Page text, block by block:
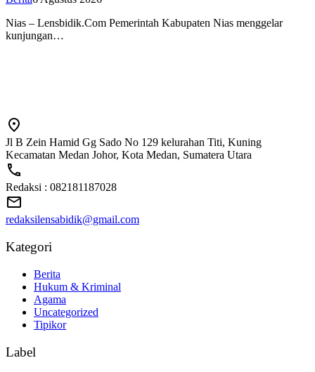
Nias – Lensbidik.Com Pemerintah Kabupaten Nias menggelar
kunjungan…
Jl B Zein Hamid Gg Sado No 129 kelurahan Titi, Kuning
Kecamatan Medan Johor, Kota Medan, Sumatera Utara
Redaksi : 082181187028
redaksilensabidik@gmail.com
Kategori
Berita
Hukum & Kriminal
Agama
Uncategorized
Tipikor
Label